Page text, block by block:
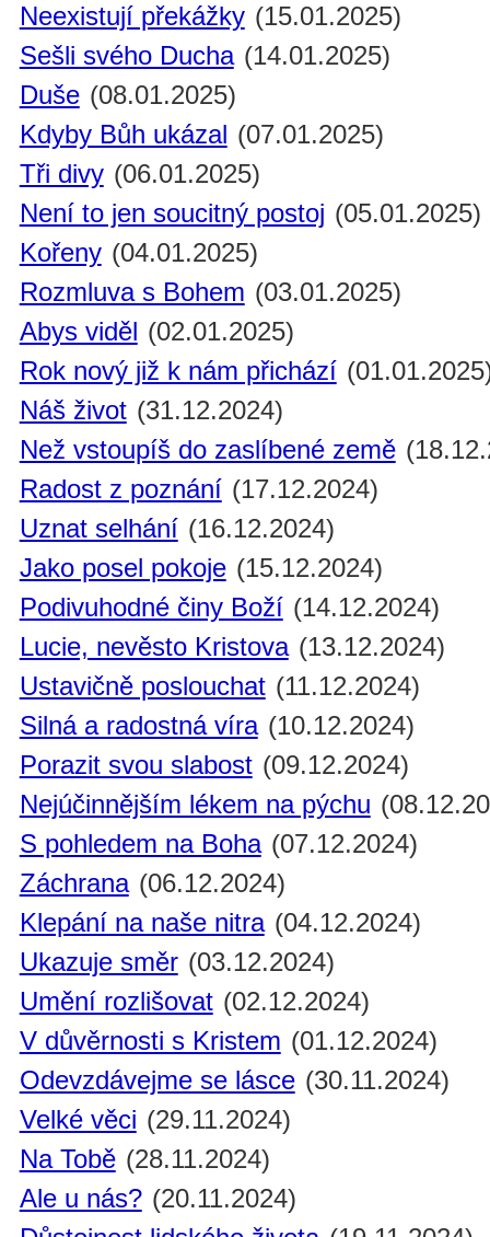
Neexistují překážky (15.01.2025)
Sešli svého Ducha (14.01.2025)
Duše (08.01.2025)
Kdyby Bůh ukázal (07.01.2025)
Tři divy (06.01.2025)
Není to jen soucitný postoj (05.01.2025)
Kořeny (04.01.2025)
Rozmluva s Bohem (03.01.2025)
Abys viděl (02.01.2025)
Rok nový již k nám přichází
Náš život (31.12.2024)
Než vstoupíš do zaslíbené země
Radost z poznání (17.12.2024)
Uznat selhání (16.12.2024)
Jako posel pokoje (15.12.2024)
Podivuhodné činy Boží (14.12.2024)
Lucie, nevěsto Kristova (13.12.2024)
Ustavičně poslouchat (11.12.2024)
Silná a radostná víra (10.12.2024)
Porazit svou slabost (09.12.2024)
Nejúčinnějším lékem na pýchu
S pohledem na Boha (07.12.2024)
Záchrana (06.12.2024)
Klepání na naše nitra (04.12.2024)
Ukazuje směr (03.12.2024)
Umění rozlišovat (02.12.2024)
V důvěrnosti s Kristem (01.12.2024)
Odevzdávejme se lásce (30.11.2024)
Velké věci (29.11.2024)
Na Tobě (28.11.2024)
Ale u nás? (20.11.2024)